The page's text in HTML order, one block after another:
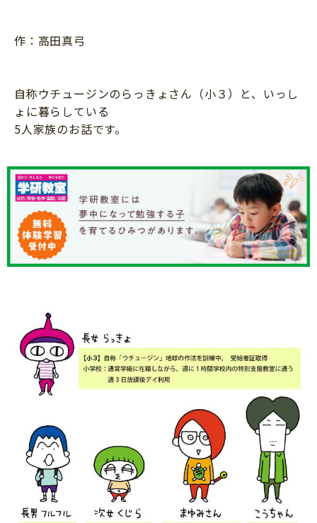
マネー
「こそだてまっぷ」とは
個⼈情報について
お問い合わせ
作：高田真弓
自称ウチュージンのらっきょさん（小３）と、いっし
ょに暮らしている
5人家族のお話です。